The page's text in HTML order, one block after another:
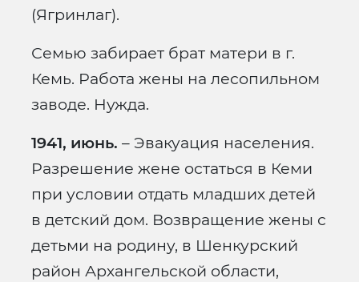
(Ягринлаг).
Семью забирает брат матери в г.
Кемь. Работа жены на лесопильном
заводе. Нужда.
1941, июнь. – Эвакуация населения.
Разрешение жене остаться в Кеми
при условии отдать младших детей
в детский дом. Возвращение жены с
детьми на родину, в Шенкурский
район Архангельской области,